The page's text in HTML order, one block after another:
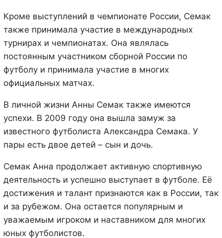
Кроме выступлений в чемпионате России, Семак
также принимала участие в международных
турнирах и чемпионатах. Она являлась
постоянным участником сборной России по
футболу и принимала участие в многих
официальных матчах.
В личной жизни Анны Семак также имеются
успехи. В 2009 году она вышла замуж за
известного футболиста Александра Семака. У
пары есть двое детей – сын и дочь.
Семак Анна продолжает активную спортивную
деятельность и успешно выступает в футболе. Её
достижения и талант признаются как в России, так
и за рубежом. Она остается популярным и
уважаемым игроком и наставником для многих
юных футболистов.